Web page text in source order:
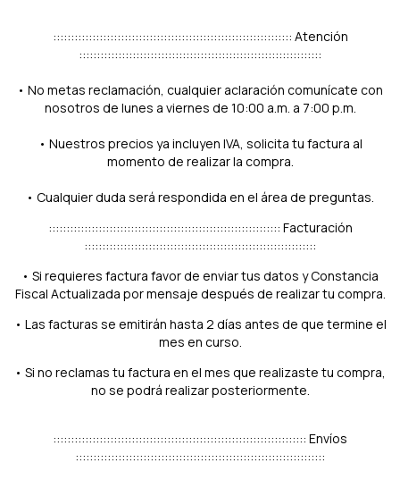
::::::::::::::::::::::::::::::::::::::::::::::::::::::::::::::::::: Atención
::::::::::::::::::::::::::::::::::::::::::::::::::::::::::::::::::::
• No metas reclamación, cualquier aclaración comunícate con
nosotros de lunes a viernes de 10:00 a.m. a 7:00 p.m.
• Nuestros precios ya incluyen IVA, solicita tu factura al
momento de realizar la compra.
• Cualquier duda será respondida en el área de preguntas.
::::::::::::::::::::::::::::::::::::::::::::::::::::::::::::::::: Facturación
:::::::::::::::::::::::::::::::::::::::::::::::::::::::::::::::::
• Si requieres factura favor de enviar tus datos y Constancia
Fiscal Actualizada por mensaje después de realizar tu compra.
• Las facturas se emitirán hasta 2 días antes de que termine el
mes en curso.
• Si no reclamas tu factura en el mes que realizaste tu compra,
no se podrá realizar posteriormente.
::::::::::::::::::::::::::::::::::::::::::::::::::::::::::::::::::::::: Envíos
::::::::::::::::::::::::::::::::::::::::::::::::::::::::::::::::::::::